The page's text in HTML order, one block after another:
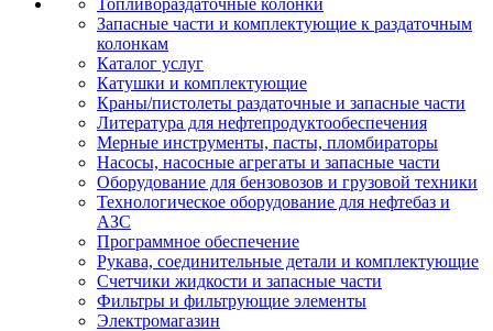
Топливораздаточные колонки
Запасные части и комплектующие к раздаточным
колонкам
Каталог услуг
Катушки и комплектующие
Краны/пистолеты раздаточные и запасные части
Литература для нефтепродуктообеспечения
Мерные инструменты, пасты, пломбираторы
Насосы, насосные агрегаты и запасные части
Оборудование для бензовозов и грузовой техники
Технологическое оборудование для нефтебаз и
АЗС
Программное обеспечение
Рукава, соединительные детали и комплектующие
Счетчики жидкости и запасные части
Фильтры и фильтрующие элементы
Электромагазин